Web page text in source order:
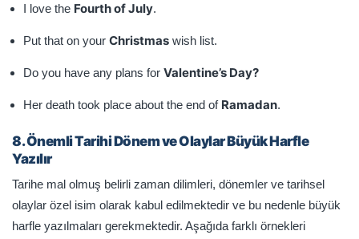
I love the Fourth of July.
Put that on your Christmas wish list.
Do you have any plans for Valentine’s Day?
Her death took place about the end of Ramadan.
8. Önemli Tarihi Dönem ve Olaylar Büyük Harfle
Yazılır
Tarihe mal olmuş belirli zaman dilimleri, dönemler ve tarihsel
olaylar özel isim olarak kabul edilmektedir ve bu nedenle büyük
harfle yazılmaları gerekmektedir. Aşağıda farklı örnekleri